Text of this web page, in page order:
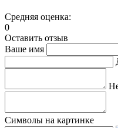
Средняя оценка:
0
Оставить отзыв
Ваше имя
Символы на картинке